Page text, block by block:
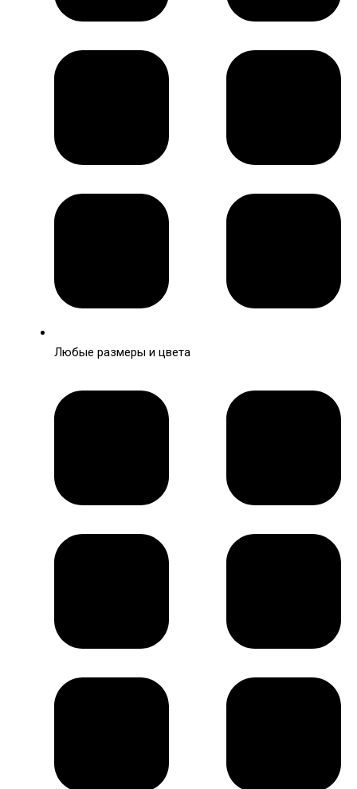
Любые размеры и цвета